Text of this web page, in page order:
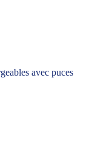
avec puces